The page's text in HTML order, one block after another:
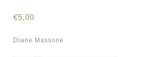
€5,00
Diane Massone